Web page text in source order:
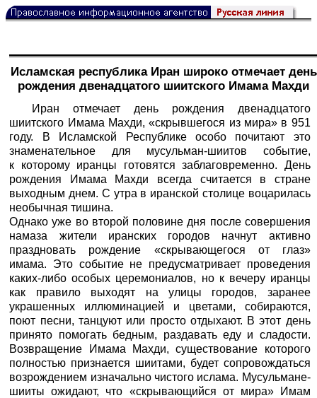
Исламская республика Иран широко отмечает день
рождения двенадцатого шиитского Имама Махди
Иран отмечает день рождения двенадцатого
шиитского Имама Махди, «скрывшегося из мира» в 951
году. В Исламской Республике особо почитают это
знаменательное для мусульман-шиитов событие,
к которому иранцы готовятся заблаговременно. День
рождения Имама Махди всегда считается в стране
выходным днем. С утра в иранской столице воцарилась
необычная тишина.
Однако уже во второй половине дня после совершения
намаза жители иранских городов начнут активно
праздновать рождение «скрывающегося от глаз»
имама. Это событие не предусматривает проведения
каких-либо особых церемониалов, но к вечеру иранцы
как правило выходят на улицы городов, заранее
украшенных иллюминацией и цветами, собираются,
поют песни, танцуют или просто отдыхают. В этот день
принято помогать бедным, раздавать еду и сладости.
Возвращение Имама Махди, существование которого
полностью признается шиитами, будет сопровождаться
возрождением изначально чистого ислама. Мусульмане-
шииты ожидают, что «скрывающийся от мира» Имам